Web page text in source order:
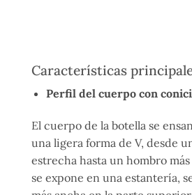
Características
Perfil del cuerpo con
El cuerpo de la botella se
una ligera forma de V, desde
estrecha hasta un hombro
se expone en una estantería,